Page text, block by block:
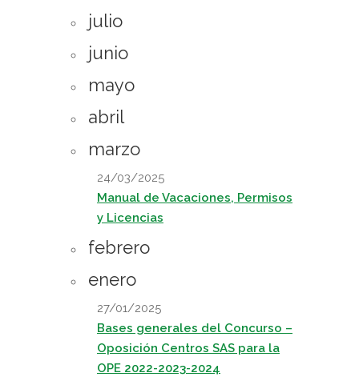
julio
junio
mayo
abril
marzo
24/03/2025
Manual de Vacaciones, Permisos
y Licencias
febrero
enero
27/01/2025
Bases generales del Concurso –
Oposición Centros SAS para la
OPE 2022-2023-2024